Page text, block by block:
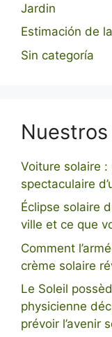
Jardin
Estimación de
Sin categoría
Voiture solaire
spectaculaire
Éclipse solaire
ville et ce que
Comment
crème solaire
Le Soleil
physicienne
prévoir l’avenir